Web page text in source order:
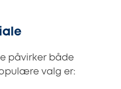
påvirker både
valg er: